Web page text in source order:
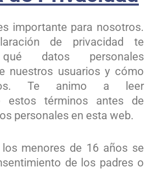
importante para nosotros.
de privacidad te
qué datos personales
nuestros usuarios y cómo
Te animo a leer
estos términos antes de
personales en esta web.
menores de 16 años se
de los padres o